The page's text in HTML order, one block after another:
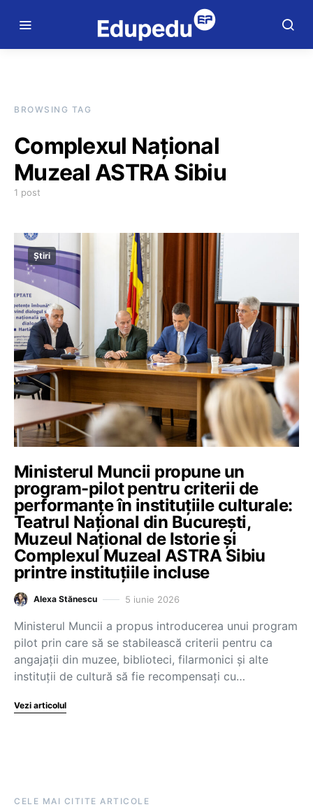
BROWSING TAG
Complexul Național
Muzeal ASTRA Sibiu
1 post
Știri
Ministerul Muncii propune un
program-pilot pentru criterii de
performanțe în instituțiile culturale:
Teatrul Național din București,
Muzeul Național de Istorie și
Complexul Muzeal ASTRA Sibiu
printre instituțiile incluse
Alexa Stănescu 5 iunie 2026
Ministerul Muncii a propus introducerea unui program
pilot prin care să se stabilească criterii pentru ca
angajații din muzee, biblioteci, filarmonici și alte
instituții de cultură să fie recompensați cu…
Vezi articolul
CELE MAI CITITE ARTICOLE